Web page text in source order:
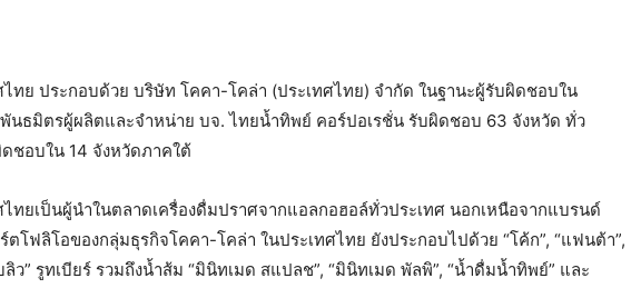
ทย ประกอบด้วย บริษัท โคคา-โคล่า (ประเทศไทย) จำกัด ในฐานะผู้รับผิดชอบใน
นธมิตรผู้ผลิตและจำหน่าย บจ. ไทยน้ำทิพย์ คอร์ปอเรชั่น รับผิดชอบ 63 จังหวัด ทั่ว
ชอบใน 14 จังหวัดภาคใต้
ทยเป็นผู้นำในตลาดเครื่องดื่มปราศจากแอลกอฮอล์ทั่วประเทศ นอกเหนือจากแบรนด์
ฟลิโอของกลุ่มธุรกิจโคคา-โคล่า ในประเทศไทย ยังประกอบไปด้วย “โค้ก”, “แฟนต้า”,
ลิว” รูทเบียร์ รวมถึงน้ำส้ม “มินิทเมด สแปลช”, “มินิทเมด พัลพิ”, “น้ำดื่มน้ำทิพย์” และ